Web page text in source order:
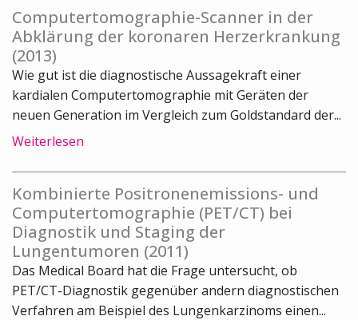
Computertomographie-Scanner in der
Abklärung der koronaren Herzerkrankung
(2013)
Wie gut ist die diagnostische Aussagekraft einer
kardialen Computertomographie mit Geräten der
neuen Generation im Vergleich zum Goldstandard der...
Weiterlesen
Kombinierte Positronenemissions- und
Computertomographie (PET/CT) bei
Diagnostik und Staging der
Lungentumoren (2011)
Das Medical Board hat die Frage untersucht, ob
PET/CT-Diagnostik gegenüber andern diagnostischen
Verfahren am Beispiel des Lungenkarzinoms einen...